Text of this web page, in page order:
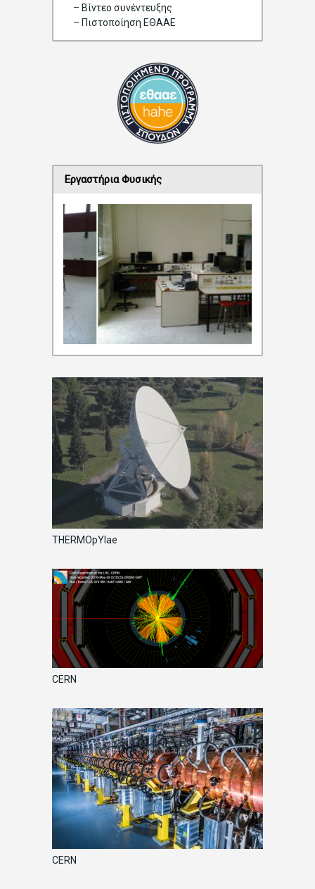
– Bίντεο συνέντευξης
– Πιστοποίηση ΕΘΑΑΕ
Εργαστήρια Φυσικής
THERMOpYlae
CERN
CERN